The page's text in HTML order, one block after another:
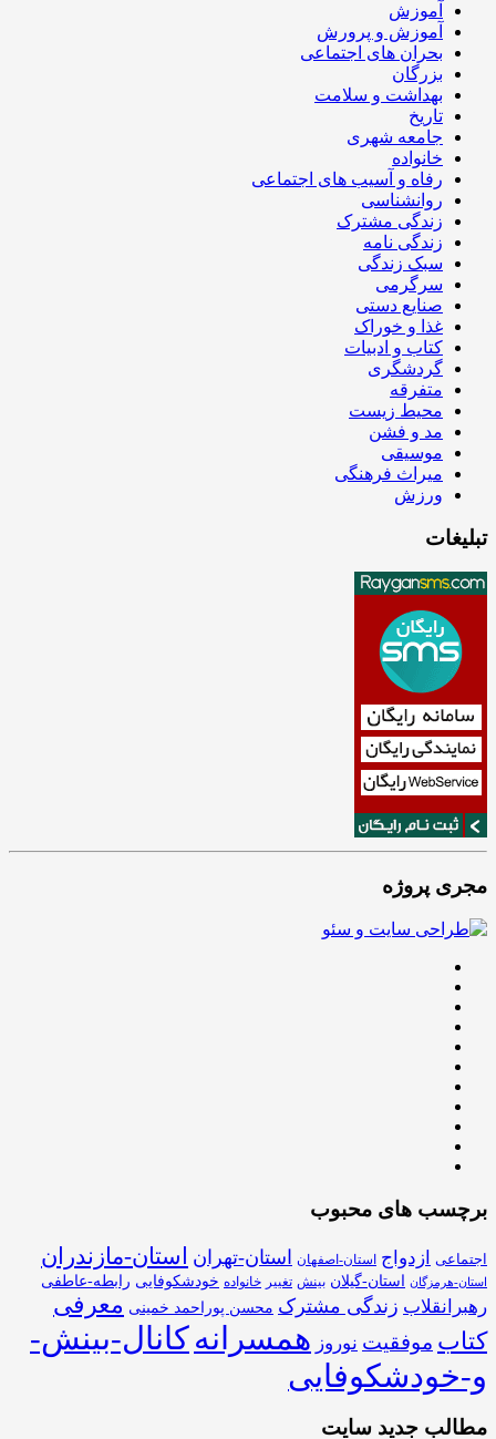
آموزش
آموزش و پرورش
بحران های اجتماعی
بزرگان
بهداشت و سلامت
تاریخ
جامعه شهری
خانواده
رفاه و آسیب های اجتماعی
روانشناسی
زندگی مشترک
زندگی نامه
سبک زندگی
سرگرمی
صنایع دستی
غذا و خوراک
کتاب و ادبیات
گردشگری
متفرقه
محیط زیست
مد و فشن
موسیقی
میراث فرهنگی
ورزش
تبلیغات
مجری پروژه
برچسب های محبوب
اجتماعی ازدواج استان-اصفهان استان-تهران استان-مازندران
استان-هرمزگان استان-گیلان بینش تغییر خانواده خودشکوفایی رابطه-عاطفی
رهبرانقلاب زندگی مشترک محسن پوراحمد خمینی معرفی
کتاب موفقیت نوروز همسرانهکانال-بینش-
و-خودشکوفایی
مطالب جدید سایت